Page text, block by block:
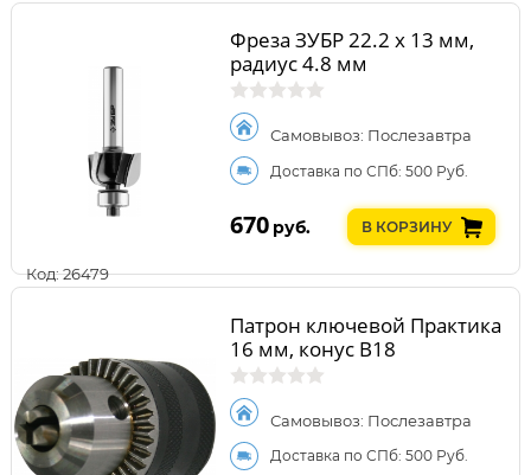
Код: 26479
Фреза ЗУБР 22.2 x 13 мм,
радиус 4.8 мм
Самовывоз: Послезавтра
Доставка по СПб: 500 Руб.
670 руб. В КОРЗИНУ
Патрон ключевой Практика
16 мм, конус В18
Самовывоз: Послезавтра
Доставка по СПб: 500 Руб.